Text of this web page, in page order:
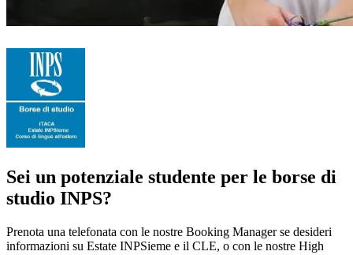
Sei un potenziale studente per le borse di
studio INPS?
Prenota una telefonata con le nostre Booking Manager se desideri
informazioni su Estate INPSieme e il CLE, o con le nostre High